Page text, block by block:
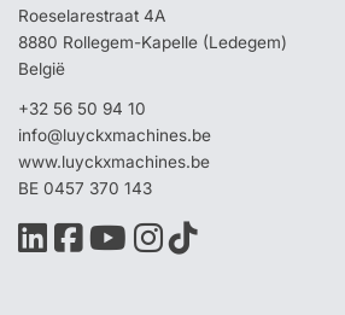
Roeselarestraat 4A
8880 Rollegem-Kapelle (Ledegem)
België
+32 56 50 94 10
info@luyckxmachines.be
www.luyckxmachines.be
BE 0457 370 143